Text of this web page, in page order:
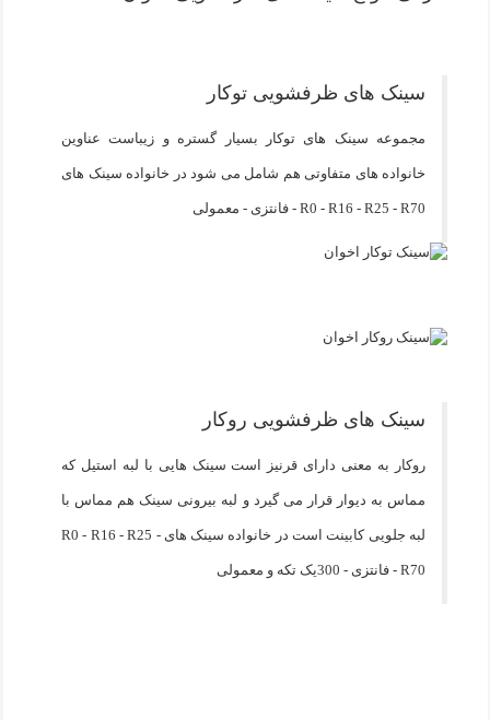
سینک های ظرفشویی توکار
مجموعه سینک های توکار بسیار گستره و زیباست عناوین
خانواده های متفاوتی هم شامل می شود در خانواده سینک های
R0 - R16 - R25 - R70 - فانتزی - معمولی
سینک های ظرفشویی روکار
روکار به معنی دارای قرنیز است سینک هایی با لبه استیل که
مماس به دیوار قرار می گیرد و لبه بیرونی سینک هم مماس با
لبه جلویی کابینت است در خانواده سینک های R0 - R16 - R25 -
R70 - فانتزی - 300یک تکه و معمولی